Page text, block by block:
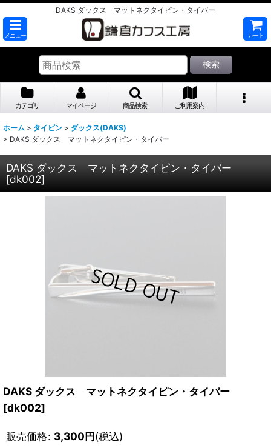
DAKS ダックス マットネクタイピン・タイバー
メニュー カート
検索
カテゴリ マイページ 商品検索 ご利用案内
ホーム > タイピン > ダックス(DAKS)
> DAKS ダックス マットネクタイピン・タイバー
DAKS ダックス マットネクタイピン・タイバー
[dk002]
DAKS ダックス マットネクタイピン・タイバー
[dk002]
販売価格: 3,300円(税込)